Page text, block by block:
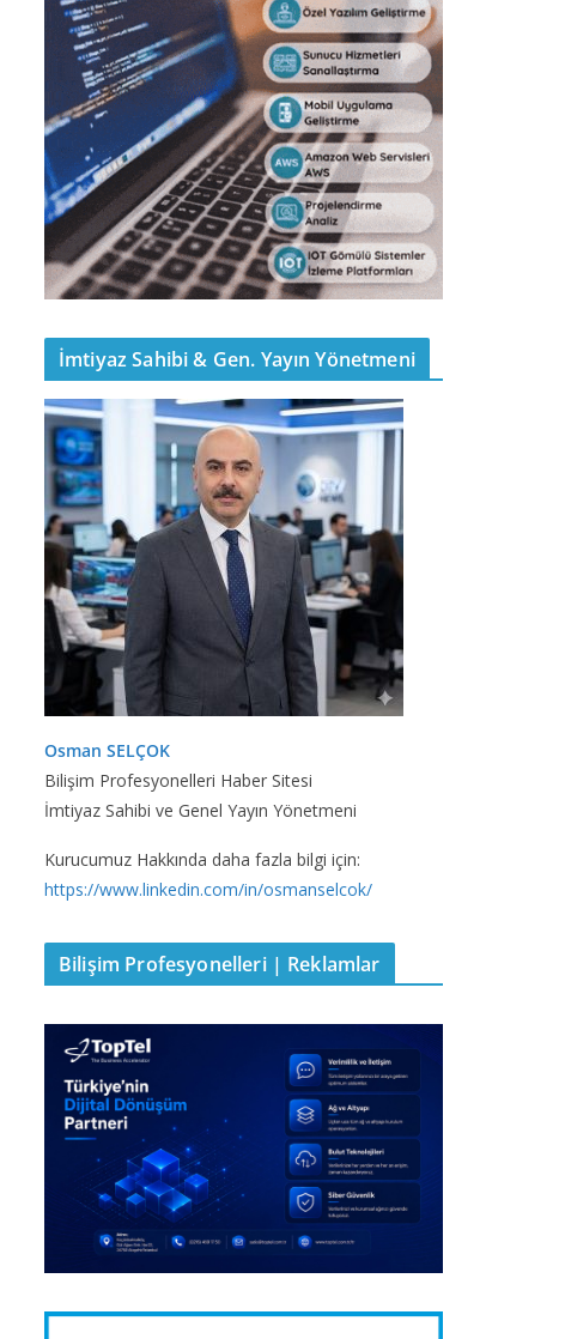
İmtiyaz Sahibi & Gen. Yayın Yönetmeni
Osman SELÇOK
Bilişim Profesyonelleri Haber Sitesi
İmtiyaz Sahibi ve Genel Yayın Yönetmeni
Kurucumuz Hakkında daha fazla bilgi için:
https://www.linkedin.com/in/osmanselcok/
Bilişim Profesyonelleri | Reklamlar